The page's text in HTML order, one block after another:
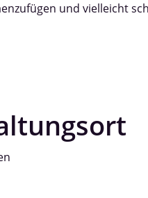
und vielleicht